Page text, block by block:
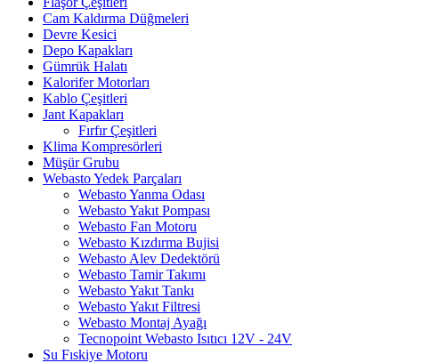
Cam Kaldırma Düğmeleri
Devre Kesici
Depo Kapakları
Gümrük Halatı
Kalorifer Motorları
Kablo Çeşitleri
Jant Kapakları
Fırfır Çeşitleri
Klima Kompresörleri
Müşür Grubu
Webasto Yedek Parçaları
Webasto Yanma Odası
Webasto Yakıt Pompası
Webasto Fan Motoru
Webasto Kızdırma Bujisi
Webasto Alev Dedektörü
Webasto Tamir Takımı
Webasto Yakıt Tankı
Webasto Yakıt Filtresi
Webasto Montaj Ayağı
Tecnopoint Webasto Isıtıcı 12V - 24V
Su Fıskiye Motoru